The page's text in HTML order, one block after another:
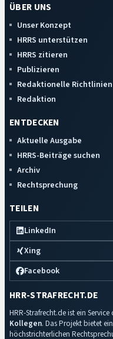
ÜBER UNS
Unser Konzept
HRRS unterstützen
HRRS zitieren
Publizieren
Redaktionelle Richtlinien
Redaktion
ENTDECKEN
Aktuelle Ausgabe
HRRS-Beiträge suchen
Archiv
Rechtsprechung
TEILEN
LinkedIn
Xing
Facebook
HRR-STRAFRECHT.DE
HRR-Strafrecht.de ist ein
Kollegen. Das Projekt bietet
höchstrichterlichen